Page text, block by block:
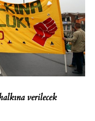
verilecek